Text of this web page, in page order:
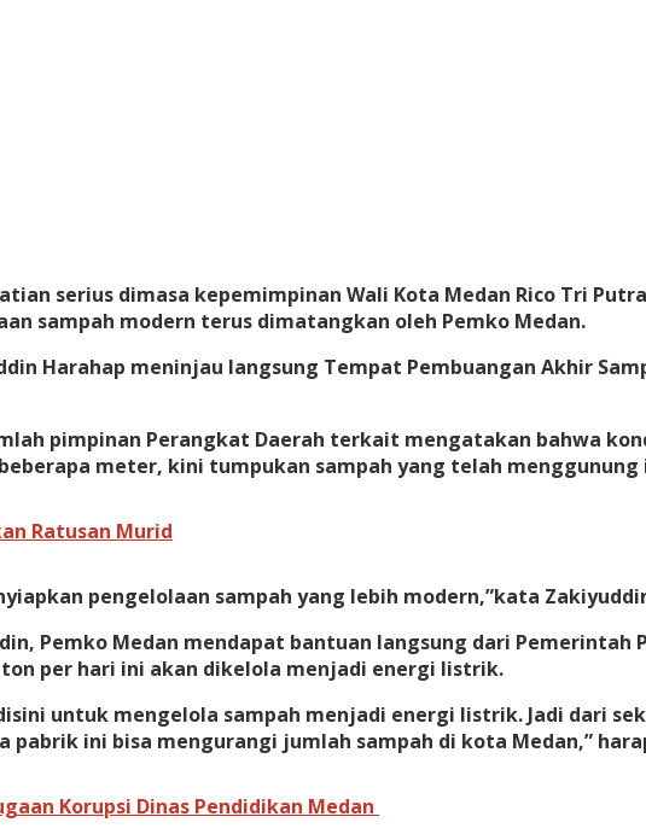
serius dimasa kepemimpinan Wali Kota Medan Rico Tri
sampah modern terus dimatangkan oleh Pemko Medan.
Harahap meninjau langsung Tempat Pembuangan Akhir
pimpinan Perangkat Daerah terkait mengatakan bahwa
meter, kini tumpukan sampah yang telah
Ratusan Murid
pengelolaan sampah yang lebih modern,”kata
Pemko Medan mendapat bantuan langsung dari
ton per hari ini akan dikelola menjadi energi listrik.
untuk mengelola sampah menjadi energi listrik. Jadi dari
pabrik ini bisa mengurangi jumlah sampah di kota Medan,”
Korupsi Dinas Pendidikan Medan